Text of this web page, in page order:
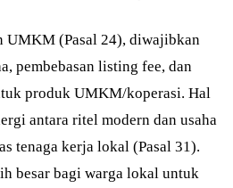
UMKM (Pasal 24), diwajibkan
pembebasan listing fee, dan
produk UMKM/koperasi. Hal
antara ritel modern dan usaha
tenaga kerja lokal (Pasal 31).
besar bagi warga lokal untuk